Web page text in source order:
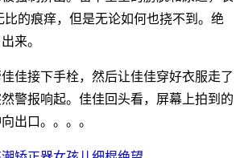
比的痕痒，但是无论如何也挠不到。绝
来。
佳接下手栓，然后让佳佳穿好衣服走了
警报响起。佳佳回头看，屏幕上拍到的
出口。。。。